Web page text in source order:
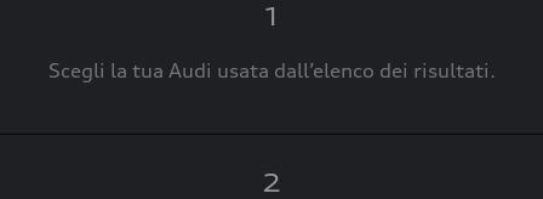
1
Scegli la tua Audi usata dall’elenco dei risultati.
2